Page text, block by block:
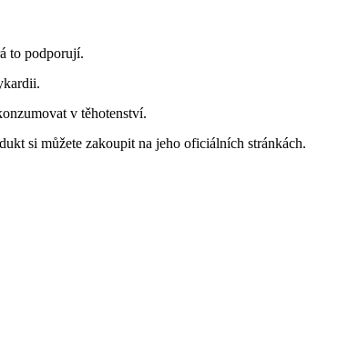
to podporují.
v těhotenství.
si můžete zakoupit na jeho oficiálních stránkách.